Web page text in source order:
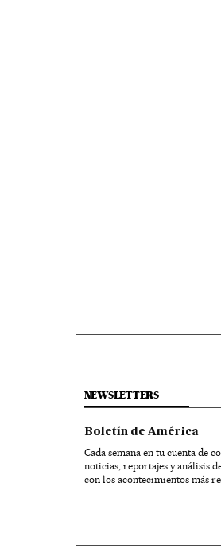
NEWSLETTERS
Boletín de América
Cada semana en tu cuenta de
noticias, reportajes y análisis
con los acontecimientos más